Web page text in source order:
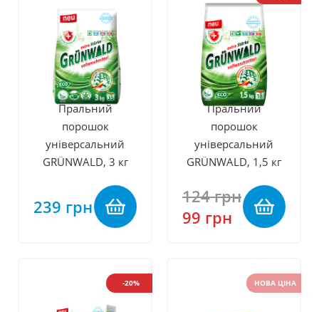
Пральний
порошок
універсальний
GRÜNWALD, 3 кг
239 грн
Пральний
порошок
універсальний
GRÜNWALD, 1,5 кг
124 грн
99 грн
-20% НОВА ЦІНА